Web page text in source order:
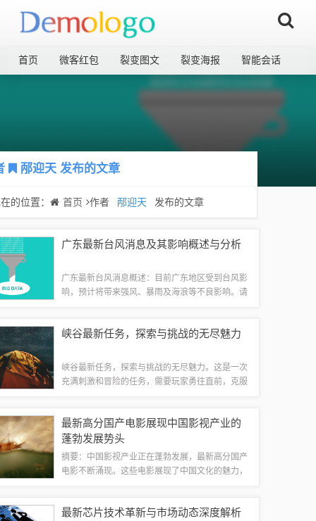
首页 微客红包 裂变图文 裂变海报 智能会话
邴迎天发布的文章
的位置： 首页 作者 邴迎天 发布的文章
广东最新台风消息及其影响概述与分析
广东最新台风消息概述：目前广东地区受到台风影
响，预计将带来强风、暴雨及海浪等不良影响。请
风对广东地区的影响可能较为严重，需特别警惕...
峡谷最新任务，探索与挑战的无尽魅力
峡谷最新任务，探索与挑战的无尽魅力。这是一次
充满刺激和冒险的任务，需要玩家勇往直前，克服
可以获得丰厚的奖励，更能感受到挑战带来的...
最新高分国产电影展现中国影视产业的
蓬勃发展势头
摘要：中国影视产业正在蓬勃发展，最新高分国产
电影不断涌现。这些电影展现了中国文化的魅力，
彩的剧情。这些电影的成功也为中国影视产业...
最新芯片技术革新与市场动态深度解析